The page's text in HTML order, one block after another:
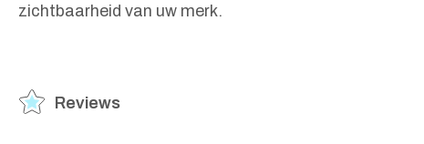
zichtbaarheid van uw merk.
Reviews